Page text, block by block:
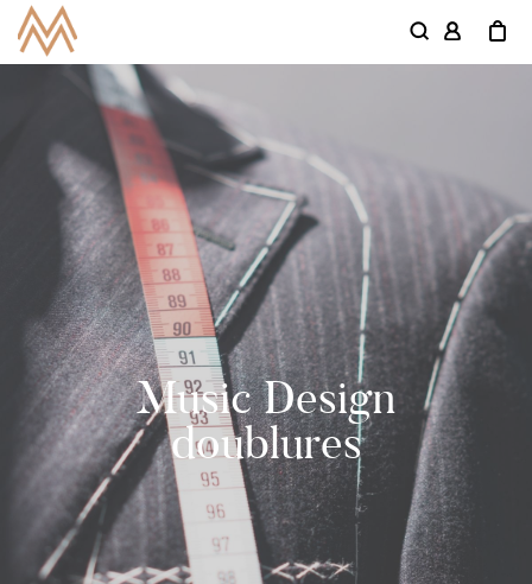
Music Design
doublures